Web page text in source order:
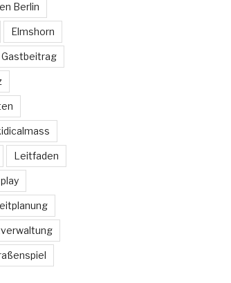
Berlin
Elmshorn
Gastbeitrag
Leitfaden